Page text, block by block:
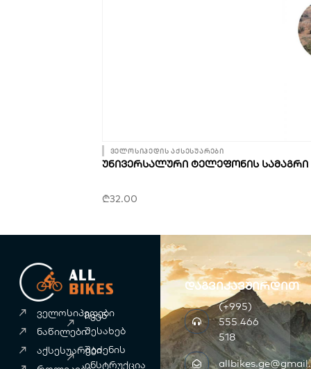
ველოსიპედის აქსესუარები
ᲣᲜᲘᲕᲔᲠᲡᲐᲚᲣᲠᲘ ᲢᲔᲚᲔᲤᲝᲜᲘᲡ ᲡᲐᲛᲐᲒᲠᲘ
₾32.00
ველოსიპედები
ნაწილები
აქსესუარები
ჩვენ
შესახებ
შეძენის
ინსტრუქცია
დაგვიკავშირდით
(+995)
555 466
518